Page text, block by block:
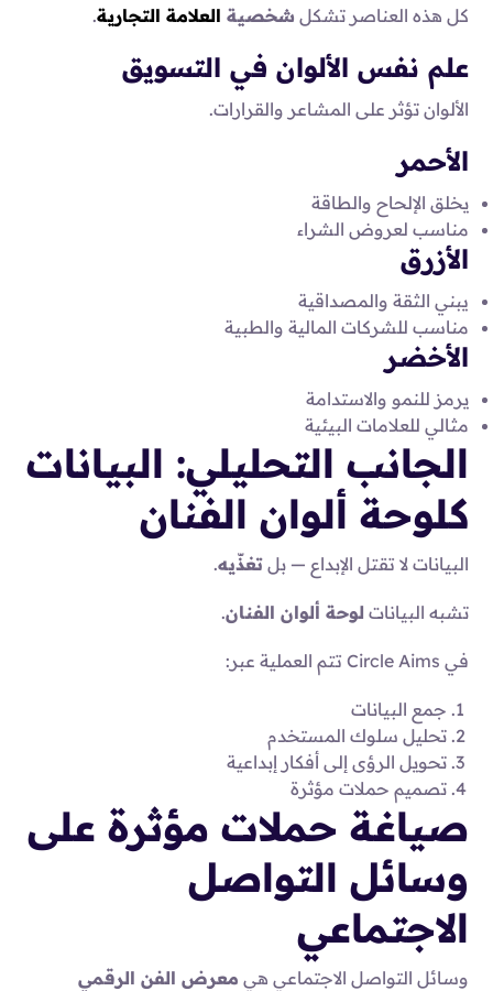
كل هذه العناصر تشكل شخصية العلامة التجارية.
علم نفس الألوان في التسويق
الألوان تؤثر على المشاعر والقرارات.
الأحمر
يخلق الإلحاح والطاقة
مناسب لعروض الشراء
الأزرق
يبني الثقة والمصداقية
مناسب للشركات المالية والطبية
الأخضر
يرمز للنمو والاستدامة
مثالي للعلامات البيئية
الجانب التحليلي: البيانات
كلوحة ألوان الفنان
البيانات لا تقتل الإبداع — بلتغذّيه.
تشبه البيانات لوحة ألوان الفنان.
في Circle Aims تتم العملية عبر:
جمع البيانات
تحليل سلوك المستخدم
تحويل الرؤى إلى أفكار إبداعية
تصميم حملات مؤثرة
صياغة حملات مؤثرة على
وسائل التواصل
الاجتماعي
وسائل التواصل الاجتماعي هي معرض الفن الرقمي